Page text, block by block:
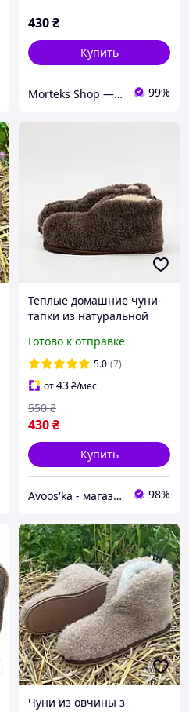
430₴
Купить
Morteks Shop — согревающие пояса, наколенники, товары из овчины 99%
Теплые домашние чуни-
тапки из натуральной
пеногумы (размеры 36-
45, коричневые)
Готово к отправке
5.0 (7)
от43₴/мес
430₴
550 ₴
Купить
Avoos'ka - магазин для Вашого дому та комфорту,) 98%
Чуни из овчины з